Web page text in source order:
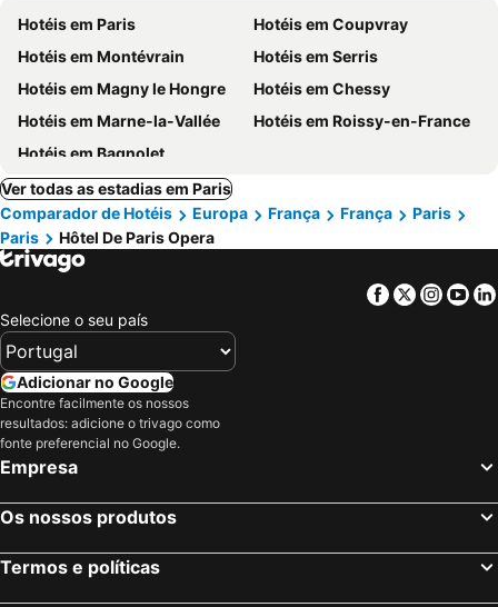
Hotéis em Paris
Hotéis em Coupvray
Hotéis em Montévrain
Hotéis em Serris
Hotéis em Magny le Hongre
Hotéis em Chessy
Hotéis em Marne-la-Vallée
Hotéis em Roissy-en-France
Hotéis em Bagnolet
Ver todas as estadias em Paris
Comparador de Hotéis
Europa França França
Paris
Paris
Hôtel De Paris Opera
Facebook
Twitter
Selecione o seu país
Adicionar no Google
Encontre facilmente os nossos
resultados: adicione o trivago como
fonte preferencial no Google.
Empresa
Os nossos produtos
Termos e políticas